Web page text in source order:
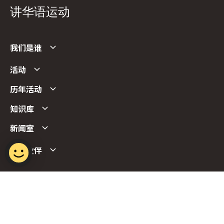
讲华语运动
我们是谁
活动
历年活动
知识库
新闻室
合作伙伴